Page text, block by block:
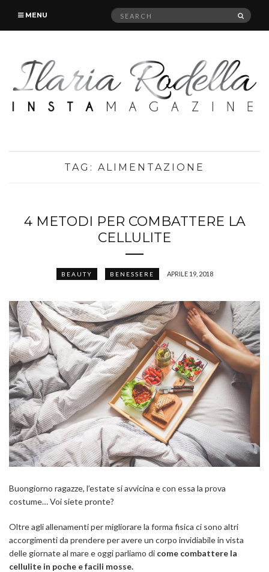
MENU
Search
TAG: ALIMENTAZIONE
4 METODI PER COMBATTERE LA
CELLULITE
BEAUTY BENESSERE APRILE 19, 2018
Buongiorno ragazze, l’estate si avvicina e con essa la prova
costume… Voi siete pronte?
Oltre agli allenamenti per migliorare la forma fisica ci sono altri
accorgimenti da prendere per avere un corpo invidiabile in vista
delle giornate al mare e oggi parliamo di come combattere la
cellulite in poche e facili mosse.